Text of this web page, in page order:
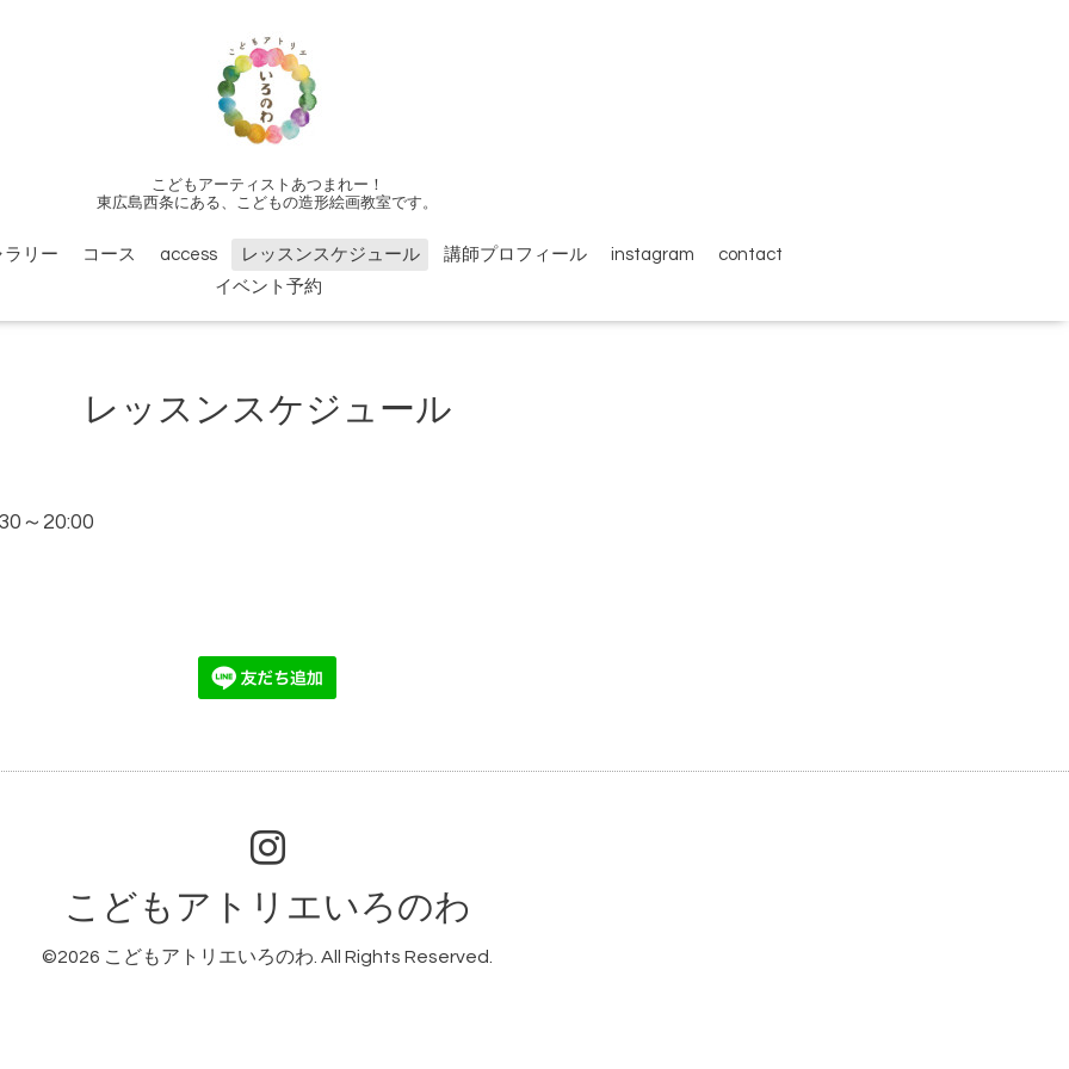
こどもアーティストあつまれー！
東広島西条にある、こどもの造形絵画教室です。
ラリー コース access レッスンスケジュール 講師プロフィール instagram
contact
イベント予約
レッスンスケジュール
～20:00
こどもアトリエいろのわ
©2026 こどもアトリエいろのわ . All Rights Reserved.